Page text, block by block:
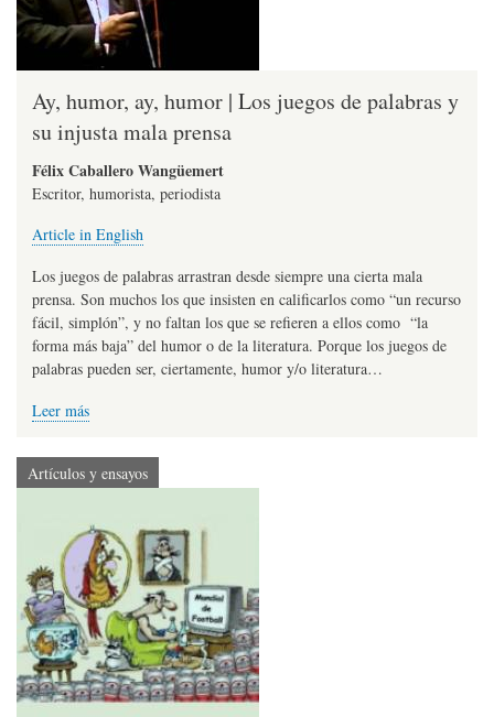
Ay, humor, ay, humor | Los juegos de palabras y
su injusta mala prensa
Félix Caballero Wangüemert
Escritor, humorista, periodista
Article in English
Los juegos de palabras arrastran desde siempre una cierta mala
prensa. Son muchos los que insisten en calificarlos como “un recurso
fácil, simplón”, y no faltan los que se refieren a ellos como “la
forma más baja” del humor o de la literatura. Porque los juegos de
palabras pueden ser, ciertamente, humor y/o literatura…
Leer más
Artículos y ensayos